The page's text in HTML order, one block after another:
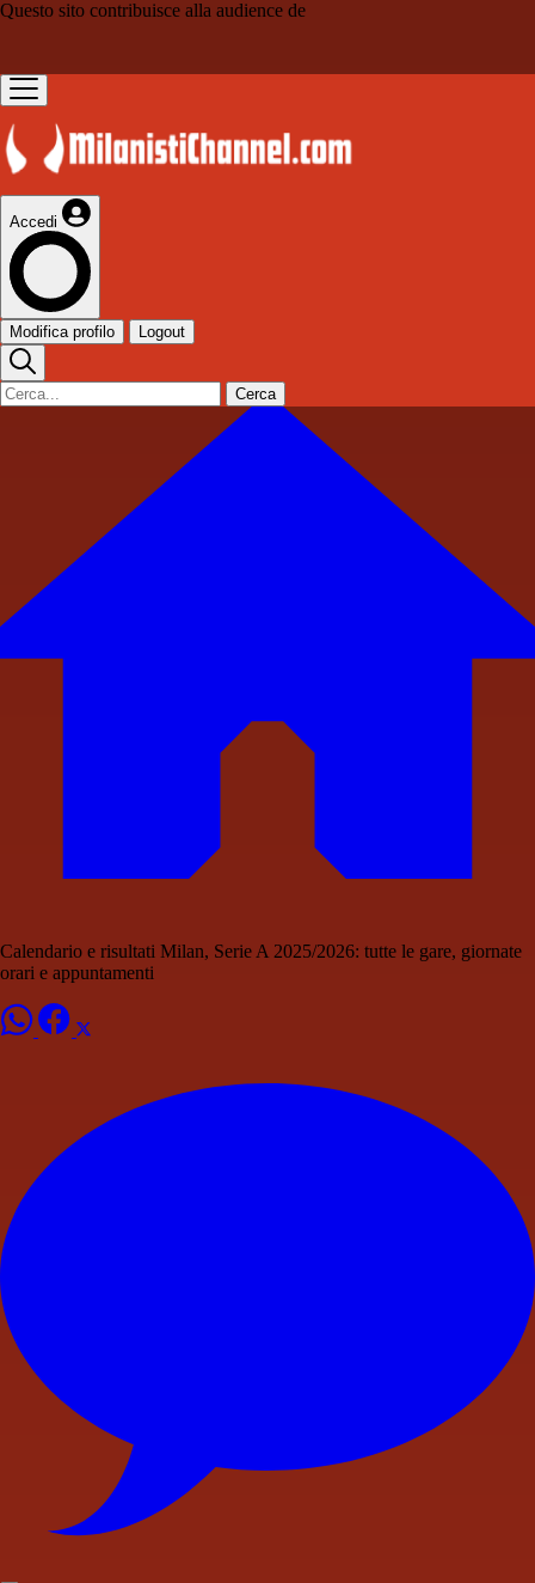
Questo sito contribuisce alla audience de
Accedi
Modifica profilo Logout
Cerca
Calendario e risultati Milan, Serie A 2025/2026: tutte le gare, giornate
orari e appuntamenti